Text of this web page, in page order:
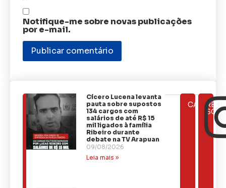
Notifique-me sobre novas publicações
por e-mail.
ÚLTIMAS
NOTÍCIAS
Cícero Lucena levanta
pauta sobre supostos
134 cargos com
salários de até R$ 15
mil ligados à família
Ribeiro durante
debate na TV Arapuan
09/08/2026
Leia mais »